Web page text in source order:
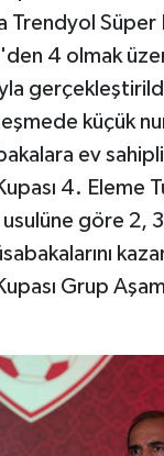
Trendyol
4 olmak
küçük
ev
4. Eleme
göre 2,
Grup